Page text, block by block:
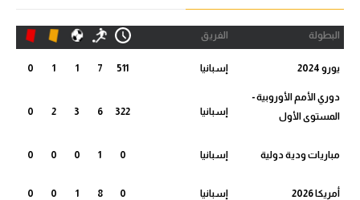
الدوري الإنجليزي الممتاز
الدوري الإسباني
الدوري الألماني
الدوري التركي
الدوري الفرنسي
البطولة الفريق
يورو 2024 إسبانيا 511
7
1
1
0
دوري الأمم الأوروبية -
المستوى الأول
إسبانيا 322
6
3
2
0
مباريات ودية دولية إسبانيا 0
1
0
0
0
أمريكا 2026 إسبانيا 0
8
1
0
0